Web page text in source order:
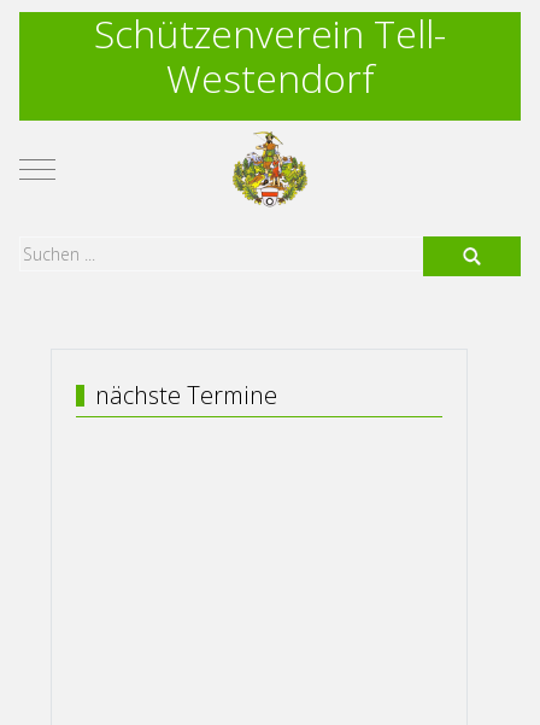
Schützenverein Tell-
Westendorf
Mobile Menu Toggle
nächste Termine